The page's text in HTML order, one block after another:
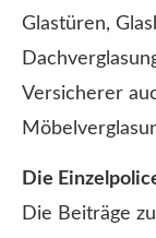
Glastüren,
Versicherer
Die
Die Beiträge